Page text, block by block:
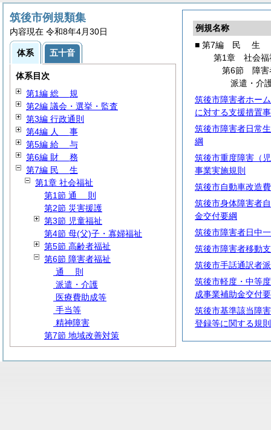
例規名称
■ 第7編
民 生
第1章 社会福
第6節 障害
派遣・介
筑後市障害者ホー
に対する支援措置
筑後市障害者日常
綱
筑後市重度障害（
事業実施規則
筑後市自動車改造
筑後市身体障害者
金交付要綱
筑後市障害者日中
筑後市障害者移動
筑後市手話通訳者
筑後市軽度・中等
成事業補助金交付
筑後市基準該当障
登録等に関する規則
筑後市例規類集
内容現在 令和8年4月30日
体系 五十音
体系目次
第1編 総 規
第2編 議会・選挙・監査
第3編 行政通則
第4編 人 事
第5編 給 与
第6編 財 務
第7編 民 生
第1章 社会福祉
第1節 通 則
第2節 災害援護
第3節 児童福祉
第4節 母(父)子・寡婦福祉
第5節 高齢者福祉
第6節 障害者福祉
通 則
派遣・介護
医療費助成等
手当等
精神障害
第7節 地域改善対策
第2章 保健衛生
第3章 環境保全